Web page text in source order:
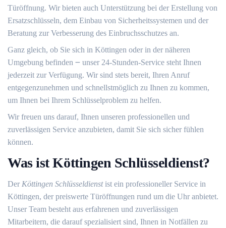
Türöffnung.​ Wir bieten auch Unterstützung bei der Erstellung von
Ersatzschlüsseln, dem Einbau von Sicherheitssystemen und der
Beratung zur Verbesserung des Einbruchsschutzes an.
Ganz gleich, ob Sie sich in Köttingen oder in der näheren
Umgebung befinden ౼ unser 24-Stunden-Service steht Ihnen
jederzeit zur Verfügung.​ Wir sind stets bereit, Ihren Anruf
entgegenzunehmen und schnellstmöglich zu Ihnen zu kommen,
um Ihnen bei Ihrem Schlüsselproblem zu helfen.​
Wir freuen uns darauf, Ihnen unseren professionellen und
zuverlässigen Service anzubieten, damit Sie sich sicher fühlen
können.​
Was ist Köttingen Schlüsseldienst?​
Der Köttingen Schlüsseldienstist ein professioneller Service in
Köttingen, der preiswerte Türöffnungen rund um die Uhr anbietet.​
Unser Team besteht aus erfahrenen und zuverlässigen
Mitarbeitern, die darauf spezialisiert sind, Ihnen in Notfällen zu